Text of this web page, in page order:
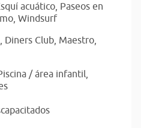
acuático, Paseos en
Windsurf
Diners Club, Maestro,
/ área infantil,